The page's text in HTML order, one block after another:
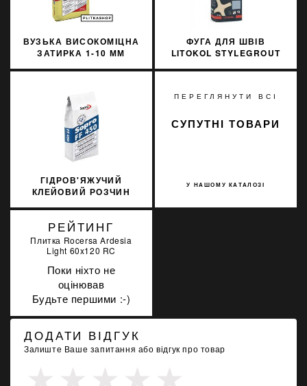
ВУЗЬКА ВИСОКОМІЦНА
ЗАТИРКА 1-10 ММ
ФУГА ДЛЯ ШВІВ
LITOKOL STYLEGROUT
ГІДРОВ'ЯЖУЧИЙ
КЛЕЙОВИЙ РОЗЧИН
ПЕРЕГЛЯНУТИ ВСІ
У НАШОМУ КАТАЛОЗІ
СУПУТНІ ТОВАРИ
РЕЙТИНГ
Плитка Rocersa Ardesia
Light 60x120 RC
Поки ніхто не
оцінював
Будьте першими :-)
ДОДАТИ ВІДГУК
Залиште Ваше запитання або відгук про товар